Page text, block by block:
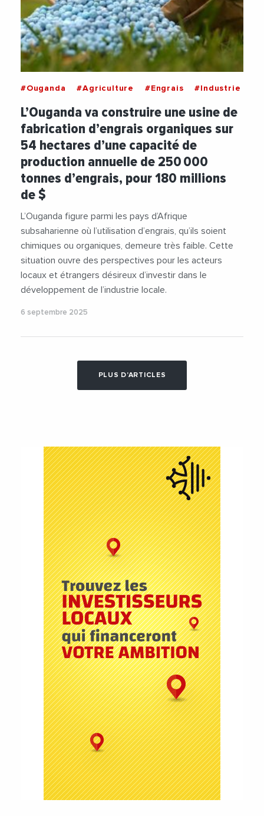
#Ouganda #Agriculture #Engrais #Industrie
L’Ouganda va construire une usine de
fabrication d’engrais organiques sur
54 hectares d’une capacité de
production annuelle de 250 000
tonnes d’engrais, pour 180 millions
de $
L’Ouganda figure parmi les pays d’Afrique
subsaharienne où l’utilisation d’engrais, qu’ils soient
chimiques ou organiques, demeure très faible. Cette
situation ouvre des perspectives pour les acteurs
locaux et étrangers désireux d’investir dans le
développement de l’industrie locale.
6 septembre 2025
PLUS D'ARTICLES